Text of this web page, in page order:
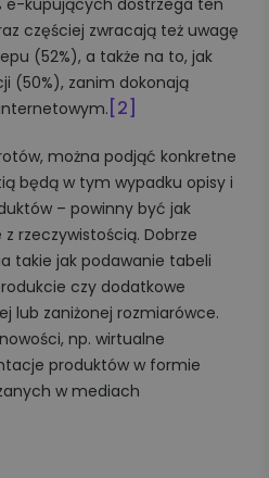
częściej zwracają też uwagę
(52%), a także na to, jak
(50%), zanim dokonają
[2]
można podjąć konkretne
będą w tym wypadku opisy i
– powinny być jak
rzeczywistością. Dobrze
takie jak podawanie tabeli
czy dodatkowe
lub zaniżonej rozmiarówce.
np. wirtualne
produktów w formie
w mediach